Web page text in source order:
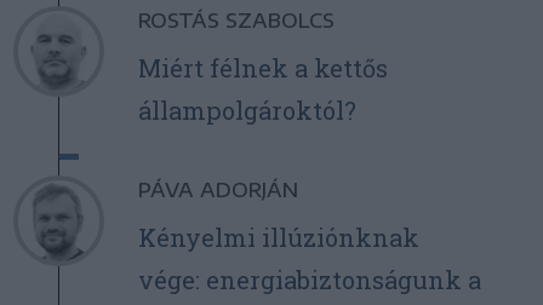
ROSTÁS SZABOLCS
Miért félnek a kettős
állampolgároktól?
PÁVA ADORJÁN
Kényelmi illúziónknak
vége: energiabiztonságunk a